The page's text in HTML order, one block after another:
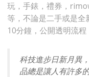
玩，手錶，禮券，
等，不論是二手或是
10分鐘，公開透明流程
科技進步日新月異
品總是讓人有許多